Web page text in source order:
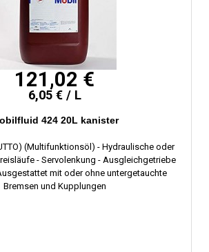
121,02 €
6,05 € / L
424 20L kanister
(Multifunktionsöl) - Hydraulische oder
- Servolenkung - Ausgleichgetriebe
mit oder ohne untergetauchte
Bremsen und Kupplungen